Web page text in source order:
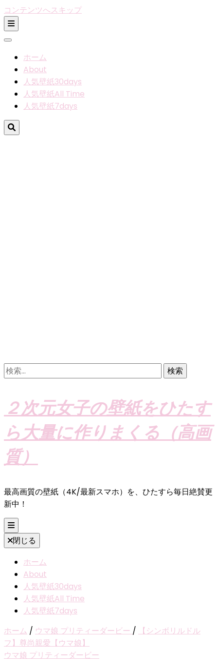
コンテンツへスキップ
ホーム
About
人気壁紙30days
人気壁紙All Time
人気壁紙7days
検
索:
２次元女子の壁紙をひたす
ら大量に作りまくる（高画
質）
最高画質の壁紙（4K/最新スマホ）を、ひたすら毎日絶賛更
新中！
閉じる
ホーム
About
人気壁紙30days
人気壁紙All Time
人気壁紙7days
ホーム / ウマ娘 プリティーダービー /
【シンボリルドル
フ】尊尚親愛【ウマ娘】
ウマ娘 プリティーダービー